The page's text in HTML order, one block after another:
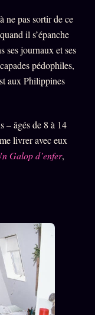
ne pas sortir de ce
il s’épanche
ses journaux et ses
pédophiles,
aux Philippines
– âgés de 8 à 14
livrer avec eux
Galop d’enfer,